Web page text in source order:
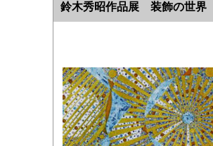
鈴木秀昭作品展 装飾の世界